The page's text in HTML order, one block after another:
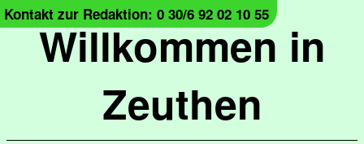
Willkommen in
Zeuthen
Kontakt zur Redaktion: 0 30/6 92 02 10 55